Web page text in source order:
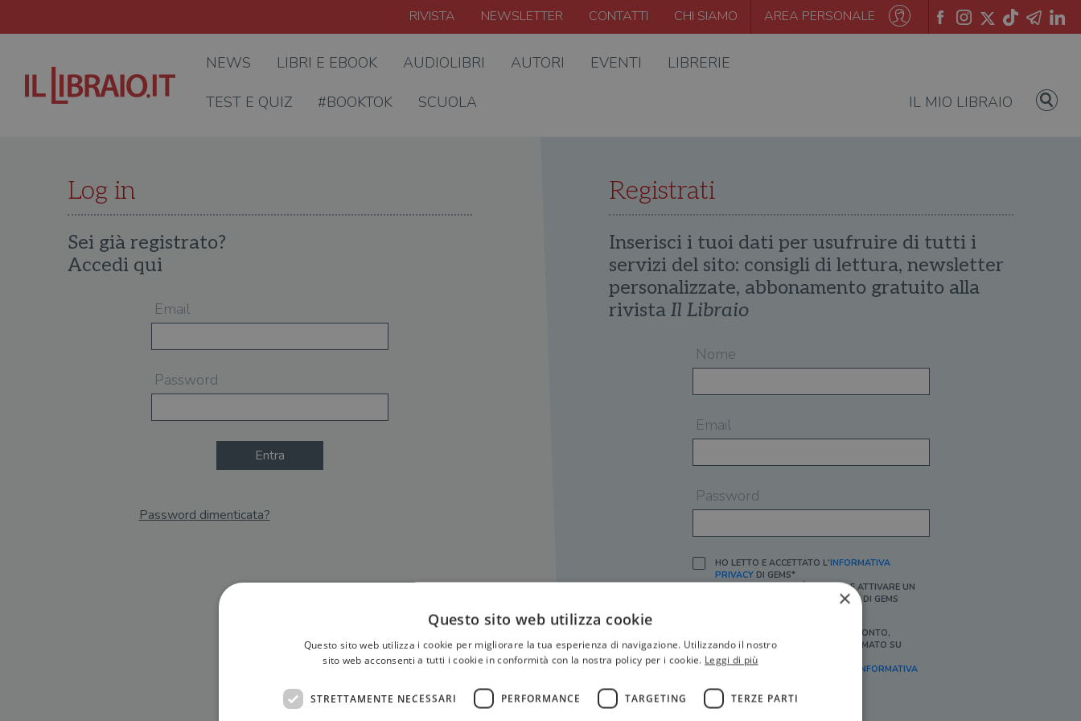
RIVISTA NEWSLETTER CONTATTI CHI SIAMO AREA PERSONALE
NEWS LIBRI E EBOOK AUDIOLIBRI AUTORI EVENTI LIBRERIE
TEST E QUIZ #BOOKTOK SCUOLA IL MIO LIBRAIO
Log in
Sei già registrato?
Accedi qui
Email
Password
Entra
Password dimenticata?
Registrati
Inserisci i tuoi dati per usufruire di tutti i
servizi del sito: consigli di lettura, newsletter
personalizzate, abbonamento gratuito alla
rivista Il Libraio
Nome
Email
Password
HO LETTO E ACCETTATO L'INFORMATIVA
PRIVACYDI GEMS*
IN MANCANZA NON È POSSIBILE ATTIVARE UN
ACCOUNT E/O RICEVERE I SERVIZI DI GEMS
SÌ, DESIDERO RICEVERE BUONI SCONTO,
OFFERTE SPECIALI, ESSERE INFORMATO SU
PROMOZIONI E NOVITÀ.
[FINALITÀ MARKETING, ART.2 (E),
INFORMATIVA
×
Questo sito web utilizza cookie
Questo sito web utilizza i cookie per migliorare la tua esperienza di navigazione. Utilizzando il nostro
sito web acconsenti a tutti i cookie in conformità con la nostra policy per i cookie. Leggi di più
STRETTAMENTE NECESSARI PERFORMANCE TARGETING TERZE PARTI